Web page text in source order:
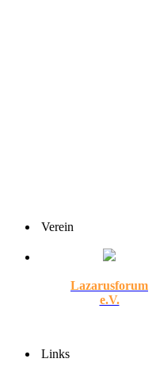
Verein
Lazarusforum
e.V.
Links